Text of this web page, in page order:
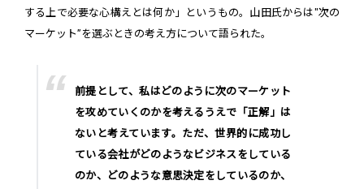
する上で必要な心構えとは何か」というもの。山田氏からは"次の
マーケット”を選ぶときの考え方について語られた。
前提として、私はどのように次のマーケット
を攻めていくのかを考えるうえで「正解」は
ないと考えています。ただ、世界的に成功し
ている会社がどのようなビジネスをしている
のか、どのような意思決定をしているのか、